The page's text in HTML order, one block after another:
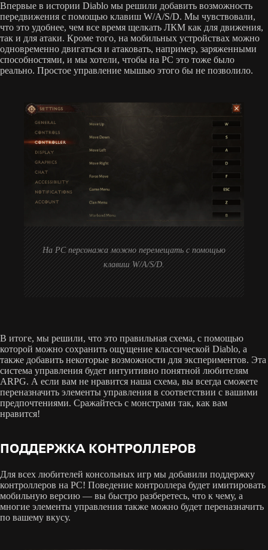
Впервые в истории Diablo мы решили добавить возможность
передвижения с помощью клавиш W/A/S/D. Мы чувствовали,
что это удобнее, чем все время щелкать ЛКМ как для движения,
так и для атаки. Кроме того, на мобильных устройствах можно
одновременно двигаться и атаковать, например, заряженными
способностями, и мы хотели, чтобы на PC это тоже было
реально. Простое управление мышью этого бы не позволило.
На PC персонажа можно перемещать с помощью
клавиш W/A/S/D.
В итоге, мы решили, что это правильная схема, с помощью
которой можно сохранить ощущение классической Diablo, а
также добавить некоторые возможности для экспериментов. Эта
система управления будет интуитивно понятной любителям
ARPG. А если вам не нравится наша схема, вы всегда сможете
переназначить элементы управления в соответствии с вашими
предпочтениями. Сражайтесь с монстрами так, как вам
нравится!
ПОДДЕРЖКА КОНТРОЛЛЕРОВ
Для всех любителей консольных игр мы добавили поддержку
контроллеров на PC! Поведение контроллера будет имитировать
мобильную версию — вы быстро разберетесь, что к чему, а
многие элементы управления также можно будет переназначить
по вашему вкусу.